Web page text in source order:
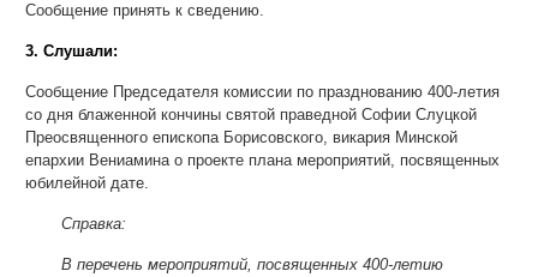
Сообщение принять к сведению.
3. Слушали:
Сообщение Председателя комиссии по празднованию 400-летия
со дня блаженной кончины святой праведной Софии Слуцкой
Преосвященного епископа Борисовского, викария Минской
епархии Вениамина о проекте плана мероприятий, посвященных
юбилейной дате.
Справка:
В перечень мероприятий, посвященных 400-летию